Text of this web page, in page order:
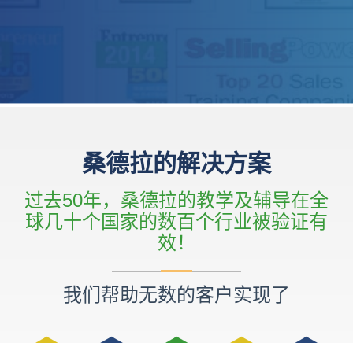
桑德拉的解决方案
过去50年，桑德拉的教学及辅导在全
球几十个国家的数百个行业被验证有
效！
我们帮助无数的客户实现了